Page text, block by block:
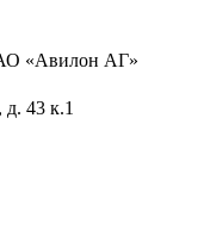
«Авилон АГ»
43 к.1